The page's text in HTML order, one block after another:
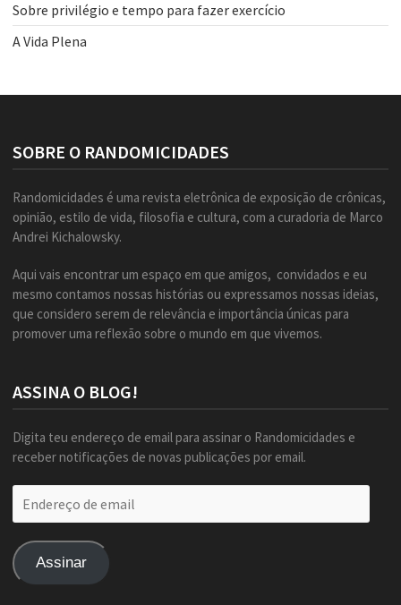
Sobre privilégio e tempo para fazer exercício
A Vida Plena
SOBRE O RANDOMICIDADES
Randomicidades é uma revista eletrônica de exposição de crônicas,
opinião, estilo de vida, filosofia e cultura, com a curadoria de Marco
Andrei Kichalowsky.
Aqui vais encontrar um espaço em que amigos, convidados e eu
mesmo contamos nossas histórias ou expressamos nossas ideias,
que considero serem de relevância e importância únicas para
promover uma reflexão sobre o mundo em que vivemos.
ASSINA O BLOG!
Digita teu endereço de email para assinar o Randomicidades e
receber notificações de novas publicações por email.
de
Assinar